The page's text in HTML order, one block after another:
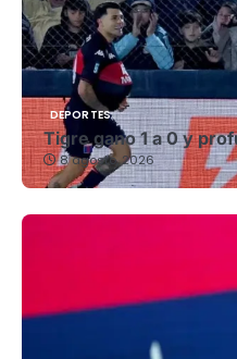
DEPORTES
Tigre gano 1 a 0 y
8 agosto, 2026